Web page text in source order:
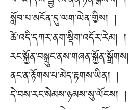
སློབ་པ་མངོན་དུ་ལག་ལེན་གྱིས། །
ཚེ་འདི་དཀར་ནག་སྡིག་འདོར་རེམ། །
ནང་ན་རྟོགས་པ་མེད་རྟགས་ཡིན། །
དེ་བས་རང་སེམས་ཉམས་སུ་ལོངས། །